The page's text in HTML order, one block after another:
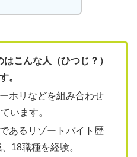
こんな人（ひつじ？）
。
ホリなどを組み合わせ
います。
あるリゾートバイト歴
18職種を経験。